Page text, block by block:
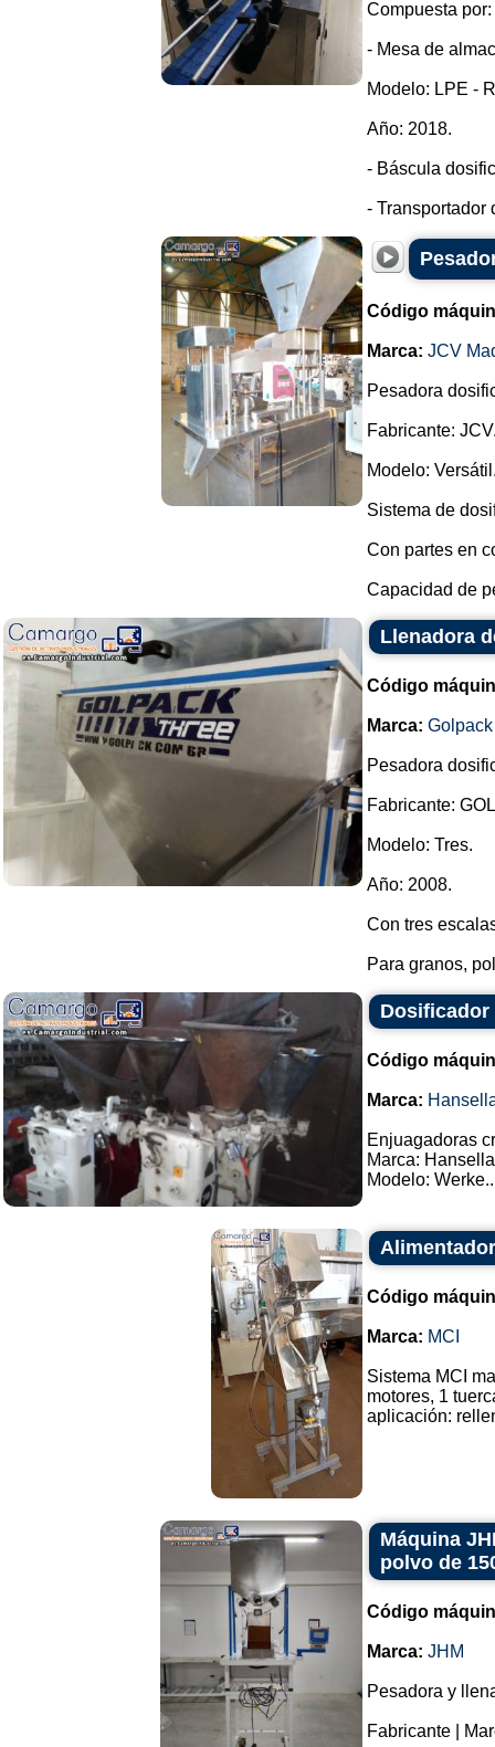
Compuesta por:
- Mesa de
Modelo: LPE -
Año: 2018.
- Báscula
- Transportador
Código
Marca: JCV
Pesadora
Fabricante:
Modelo:
Sistema de
Con partes en
Capacidad de
Llenadora
Código
Marca: Golpack
Pesadora
Fabricante:
Modelo: Tres.
Año: 2008.
Con tres
Para granos,
Dosificador
Código
Marca:
Enjuagadoras
Marca:
Modelo:
Código
Marca: MCI
Sistema MCI
motores, 1
aplicación:
Máquina
polvo de
Código
Marca: JHM
Pesadora y
Fabricante |